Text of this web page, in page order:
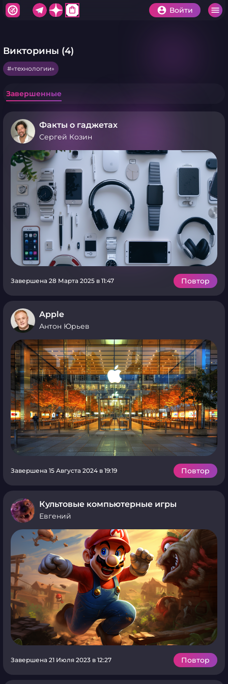
shopping_bag Войти
Викторины (4)
«технологии»
Завершенные
Факты о гаджетах
Сергей Козин
Завершена 28 Марта 2025 в 11:47 Повтор
Apple
Антон Юрьев
Завершена 15 Августа 2024 в 19:19 Повтор
Культовые компьютерные игры
Евгений
Завершена 21 Июля 2023 в 12:27 Повтор